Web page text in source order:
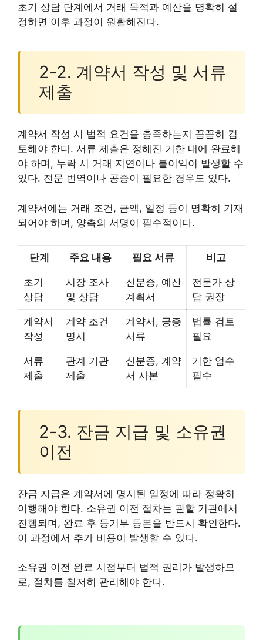
초기 상담 단계에서 거래 목적과 예산을 명확히 설
정하면 이후 과정이 원활해진다.
2-2. 계약서 작성 및 서류
제출
계약서 작성 시 법적 요건을 충족하는지 꼼꼼히 검
토해야 한다. 서류 제출은 정해진 기한 내에 완료해
야 하며, 누락 시 거래 지연이나 불이익이 발생할 수
있다. 전문 번역이나 공증이 필요한 경우도 있다.
계약서에는 거래 조건, 금액, 일정 등이 명확히 기재
되어야 하며, 양측의 서명이 필수적이다.
단계 주요 내용 필요 서류 비고
초기
상담
시장 조사
및 상담
신분증, 예산
계획서
전문가 상
담 권장
계약서
작성
계약 조건
명시
계약서, 공증
서류
법률 검토
필요
서류
제출
관계 기관
제출
신분증, 계약
서 사본
기한 엄수
필수
2-3. 잔금 지급 및 소유권
이전
잔금 지급은 계약서에 명시된 일정에 따라 정확히
이행해야 한다. 소유권 이전 절차는 관할 기관에서
진행되며, 완료 후 등기부 등본을 반드시 확인한다.
이 과정에서 추가 비용이 발생할 수 있다.
소유권 이전 완료 시점부터 법적 권리가 발생하므
로, 절차를 철저히 관리해야 한다.